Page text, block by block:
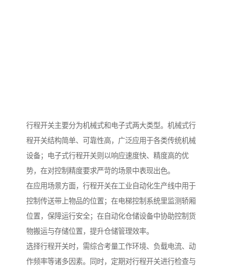
行程开关主要分为机械式和电子式两大类型。机械式行
程开关结构简单、可靠性高，广泛应用于各类传统机械
设备；电子式行程开关则以响应速度快、精度高的优
势，在对控制精度要求严苛的场景中表现出色。
在应用场景方面，行程开关在工业自动化生产线中用于
控制传送带上物品的位置；在电梯控制系统里监测轿厢
位置，保障运行安全；在自动化仓储设备中协助控制货
物搬运与存储位置，提升仓储管理效率。
选择行程开关时，需综合考量工作环境、负载电流、动
作频率等诸多因素。同时，定期对行程开关进行检查与